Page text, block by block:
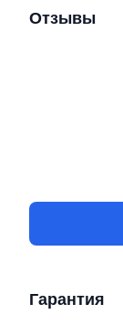
Отзывы
Гарантия